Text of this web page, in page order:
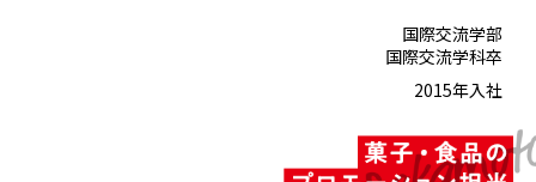
国際交流学部
国際交流学科卒
2015年入社